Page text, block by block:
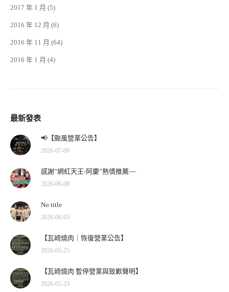
2017 年 1 月 (5)
2016 年 12 月 (6)
2016 年 11 月 (64)
2016 年 1 月 (4)
最新發表
📢【颱風營業公告】
2026-07-09
感謝”網紅天王-阿慶”熱情推薦~~
2026-06-08
No title
2026-06-03
【瓦崎燒肉｜恢復營業公告】
2026-05-25
【瓦崎燒肉 暫停營業與致歉聲明】
2026-05-23